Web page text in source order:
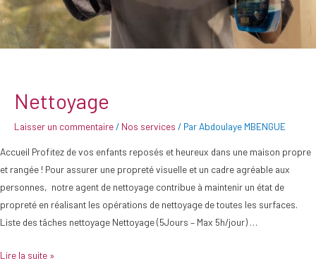
Nettoyage
Laisser un commentaire/ Nos services / Par Abdoulaye MBENGUE
Accueil Profitez de vos enfants reposés et heureux dans une maison propre
et rangée ! Pour assurer une propreté visuelle et un cadre agréable aux
personnes, notre agent de nettoyage contribue à maintenir un état de
propreté en réalisant les opérations de nettoyage de toutes les surfaces.
Liste des tâches nettoyage Nettoyage (5Jours – Max 5h/jour) …
Lire la suite »